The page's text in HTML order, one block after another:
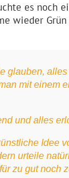
es noch
wieder
glauben,
mit einem
und alles
Idee
urteile
zu gut noch